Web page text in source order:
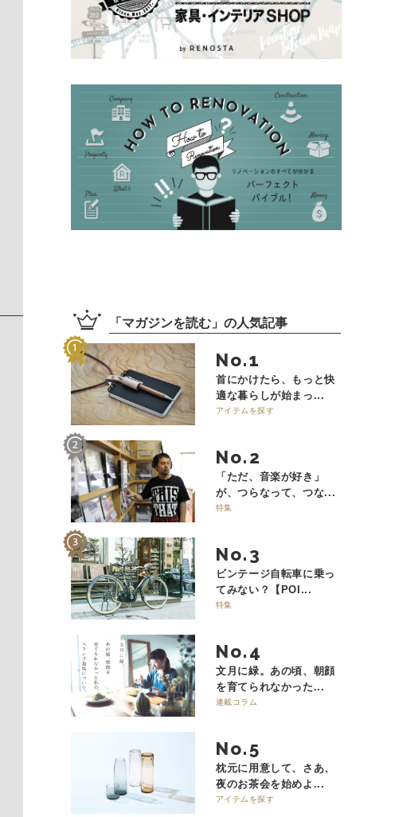
「 マガジンを読む 」の人気記事
No.
首にかけたら、もっと快
適な暮らしが始まっ...
アイテムを探す
No.
「ただ、音楽が好き」
が、つらなって、つな...
特集
No.
ビンテージ自転車に乗っ
てみない？【POI...
特集
No.
文月に緑。あの頃、朝顔
を育てられなかった...
連載コラム
No.
枕元に用意して、さあ、
夜のお茶会を始めよ...
アイテムを探す